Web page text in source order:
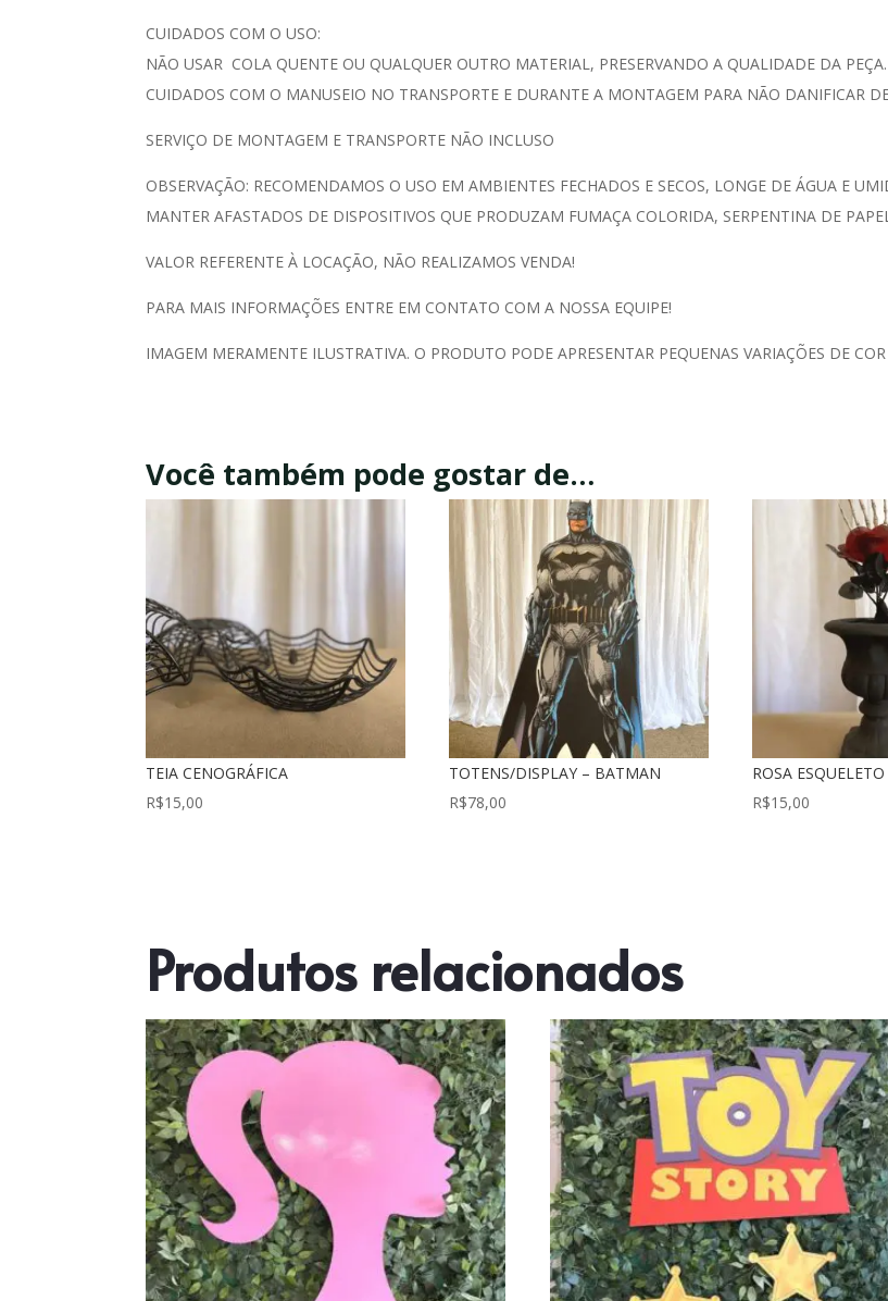
CUIDADOS COM O USO:
NÃO USAR COLA QUENTE OU QUALQUER OUTRO MATERIAL, PRESERVANDO A QUALIDADE DA PEÇA.
CUIDADOS COM O MANUSEIO NO TRANSPORTE E DURANTE A MONTAGEM PARA NÃO DANIFICAR
SERVIÇO DE MONTAGEM E TRANSPORTE NÃO INCLUSO
OBSERVAÇÃO: RECOMENDAMOS O USO EM AMBIENTES FECHADOS E SECOS, LONGE DE ÁGUA E
MANTER AFASTADOS DE DISPOSITIVOS QUE PRODUZAM FUMAÇA COLORIDA, SERPENTINA DE
VALOR REFERENTE À LOCAÇÃO, NÃO REALIZAMOS VENDA!
PARA MAIS INFORMAÇÕES ENTRE EM CONTATO COM A NOSSA EQUIPE!
IMAGEM MERAMENTE ILUSTRATIVA. O PRODUTO PODE APRESENTAR PEQUENAS VARIAÇÕES DE
Você também pode gostar de…
TEIA CENOGRÁFICA
R$15,00
TOTENS/DISPLAY – BATMAN
R$78,00
ROSA ESQUELETO
R$15,00
Produtos relacionados